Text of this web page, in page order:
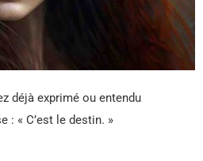
déjà exprimé ou entendu
: « C’est le destin. »